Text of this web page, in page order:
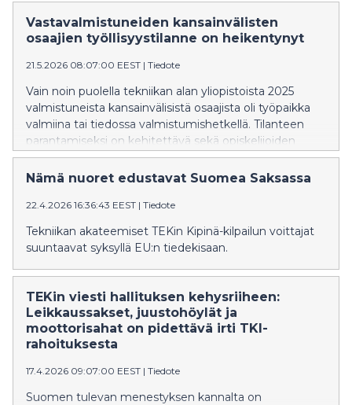
Vastavalmistuneiden kansainvälisten
osaajien työllisyystilanne on heikentynyt
21.5.2026 08:07:00 EEST | Tiedote
Vain noin puolella tekniikan alan yliopistoista 2025
valmistuneista kansainvälisistä osaajista oli työpaikka
valmiina tai tiedossa valmistumishetkellä. Tilanteen
parantamiseksi on kehitettävä sekä opiskelijoiden
kielitaitoa että verkostoja, esimerkiksi lisäämällä
mahdollisuuksia tehdä diplomitöitä yrityksissä.
Nämä nuoret edustavat Suomea Saksassa
22.4.2026 16:36:43 EEST | Tiedote
Tekniikan akateemiset TEKin Kipinä-kilpailun voittajat
suuntaavat syksyllä EU:n tiedekisaan.
TEKin viesti hallituksen kehysriiheen:
Leikkaussakset, juustohöylät ja
moottorisahat on pidettävä irti TKI-
rahoituksesta
17.4.2026 09:07:00 EEST | Tiedote
Suomen tulevan menestyksen kannalta on